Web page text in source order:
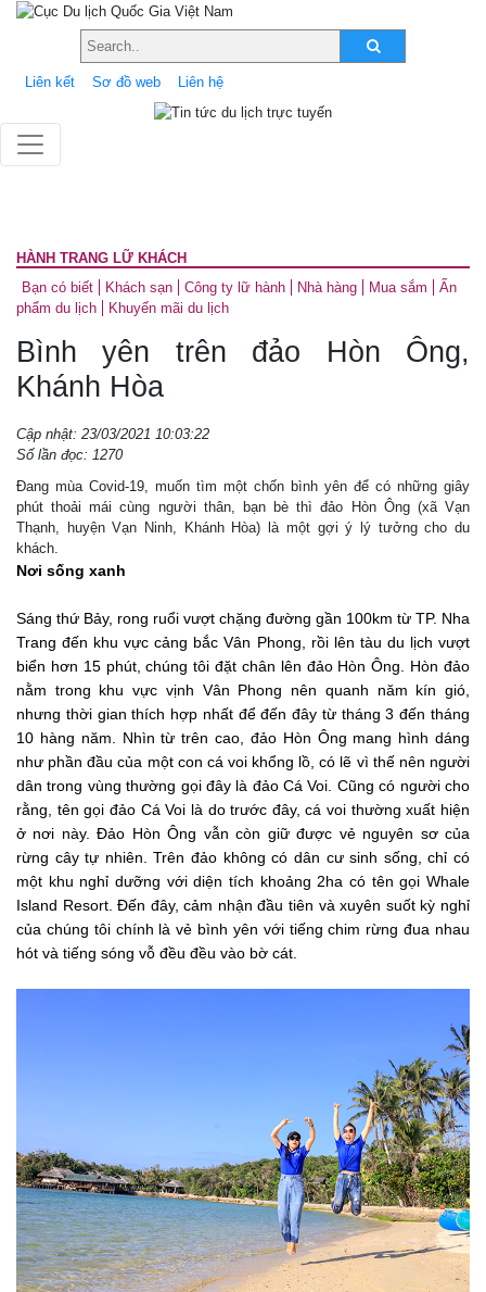
Liên kết Sơ đồ web Liên hệ
HÀNH TRANG LỮ KHÁCH
Bạn có biết
Khách sạn Công ty lữ hành Nhà hàng Mua sắm
Ấn
phẩm du lịch
Khuyến mãi du lịch
Bình yên trên đảo Hòn Ông,
Khánh Hòa
Cập nhật: 23/03/2021 10:03:22
Số lần đọc: 1270
Đang mùa Covid-19, muốn tìm một chốn bình yên để có những giây
phút thoải mái cùng người thân, bạn bè thì đảo Hòn Ông (xã Vạn
Thạnh, huyện Vạn Ninh, Khánh Hòa) là một gợi ý lý tưởng cho du
khách.
Nơi sống xanh
Sáng thứ Bảy, rong ruổi vượt chặng đường gần 100km từ TP. Nha
Trang đến khu vực cảng bắc Vân Phong, rồi lên tàu du lịch vượt
biển hơn 15 phút, chúng tôi đặt chân lên đảo Hòn Ông. Hòn đảo
nằm trong khu vực vịnh Vân Phong nên quanh năm kín gió,
nhưng thời gian thích hợp nhất để đến đây từ tháng 3 đến tháng
10 hàng năm. Nhìn từ trên cao, đảo Hòn Ông mang hình dáng
như phần đầu của một con cá voi khổng lồ, có lẽ vì thế nên người
dân trong vùng thường gọi đây là đảo Cá Voi. Cũng có người cho
rằng, tên gọi đảo Cá Voi là do trước đây, cá voi thường xuất hiện
ở nơi này. Đảo Hòn Ông vẫn còn giữ được vẻ nguyên sơ của
rừng cây tự nhiên. Trên đảo không có dân cư sinh sống, chỉ có
một khu nghỉ dưỡng với diện tích khoảng 2ha có tên gọi Whale
Island Resort. Đến đây, cảm nhận đầu tiên và xuyên suốt kỳ nghỉ
của chúng tôi chính là vẻ bình yên với tiếng chim rừng đua nhau
hót và tiếng sóng vỗ đều đều vào bờ cát.